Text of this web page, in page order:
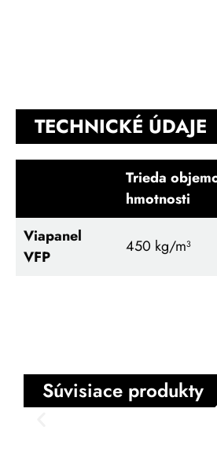
TECHNICKÉ ÚDAJE
Trieda
hmotnosti
Viapanel
VFP
450 kg/m³
Súvisiace produkty